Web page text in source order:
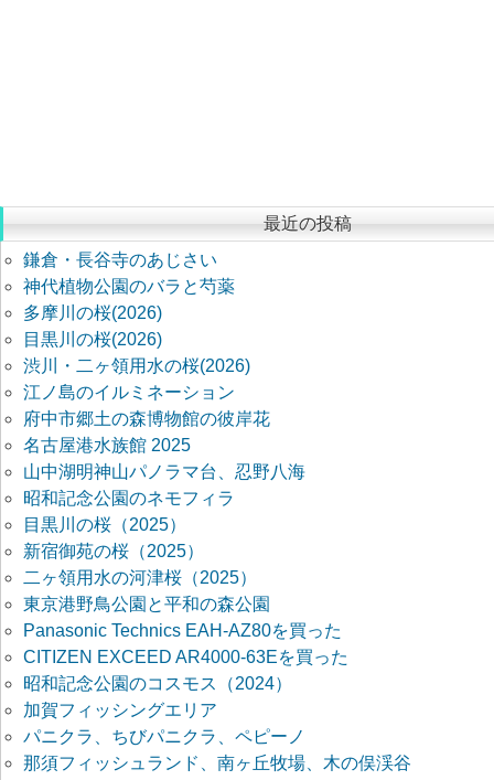
最近の投稿
鎌倉・長谷寺のあじさい
神代植物公園のバラと芍薬
多摩川の桜(2026)
目黒川の桜(2026)
渋川・二ヶ領用水の桜(2026)
江ノ島のイルミネーション
府中市郷土の森博物館の彼岸花
名古屋港水族館 2025
山中湖明神山パノラマ台、忍野八海
昭和記念公園のネモフィラ
目黒川の桜（2025）
新宿御苑の桜（2025）
二ヶ領用水の河津桜（2025）
東京港野鳥公園と平和の森公園
Panasonic Technics EAH-AZ80を買った
CITIZEN EXCEED AR4000-63Eを買った
昭和記念公園のコスモス（2024）
加賀フィッシングエリア
パニクラ、ちびパニクラ、ペピーノ
那須フィッシュランド、南ヶ丘牧場、木の俣渓谷